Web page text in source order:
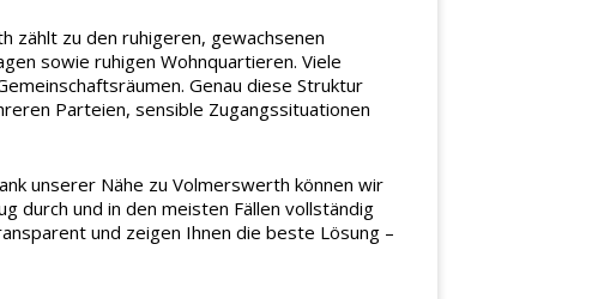
zählt zu den ruhigeren, gewachsenen
sowie ruhigen Wohnquartieren. Viele
Genau diese Struktur
Parteien, sensible Zugangssituationen
unserer Nähe zu Volmerswerth können wir
durch und in den meisten Fällen vollständig
und zeigen Ihnen die beste Lösung –